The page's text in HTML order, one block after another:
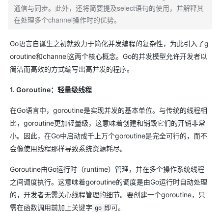
通信与同步。此外，还将简要提及select语句的使用，并解释其
在处理多个channel操作时的优势。
Go语言自诞生之初就致力于简化并发编程的复杂性，为此引入了g
oroutine和channel这两个核心概念。Go的并发模型允许开发者以
简洁而高效的方式编写出高并发的程序。
1. Goroutine：轻量级线程
在Go语言中，goroutine是实现并发的基本单位。与传统的线程相
比，goroutine更加轻量级，这意味着创建和销毁它们的开销非常
小。因此，在Go中启动成千上万个goroutine是完全可行的，而不
会像使用线程那样导致系统资源耗尽。
Goroutine由Go运行时（runtime）管理，并在多个操作系统线程
之间调度执行。这意味着goroutine的调度是由Go运行时自动处理
的，开发者无需关心线程管理的细节。要创建一个goroutine，只
需在函数调用前加上关键字 go 即可。